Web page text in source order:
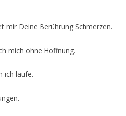
Deine Berührung Schmerzen.
ohne Hoffnung.
laufe.